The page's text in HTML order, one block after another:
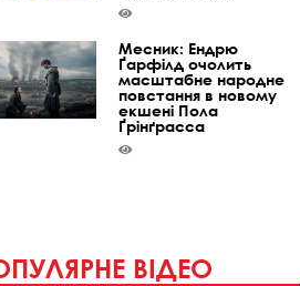
Месник: Ендрю
Ґарфілд очолить
масштабне народне
повстання в новому
екшені Пола
Ґрінґрасса
ВІДЕО